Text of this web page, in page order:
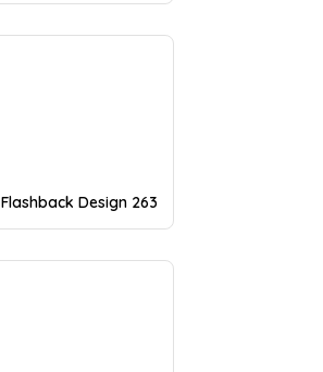
Flashback Design 263